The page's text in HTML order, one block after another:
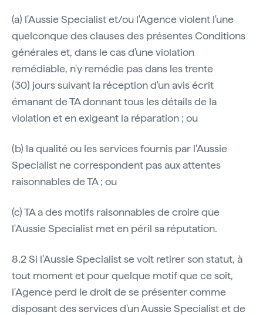
(a) l'Aussie Specialist et/ou l'Agence violent l'une
quelconque des clauses des présentes Conditions
générales et, dans le cas d'une violation
remédiable, n'y remédie pas dans les trente
(30) jours suivant la réception d'un avis écrit
émanant de TA donnant tous les détails de la
violation et en exigeant la réparation ; ou
(b) la qualité ou les services fournis par l'Aussie
Specialist ne correspondent pas aux attentes
raisonnables de TA ; ou
(c) TA a des motifs raisonnables de croire que
l'Aussie Specialist met en péril sa réputation.
8.2 Si l'Aussie Specialist se voit retirer son statut, à
tout moment et pour quelque motif que ce soit,
l'Agence perd le droit de se présenter comme
disposant des services d'un Aussie Specialist et de